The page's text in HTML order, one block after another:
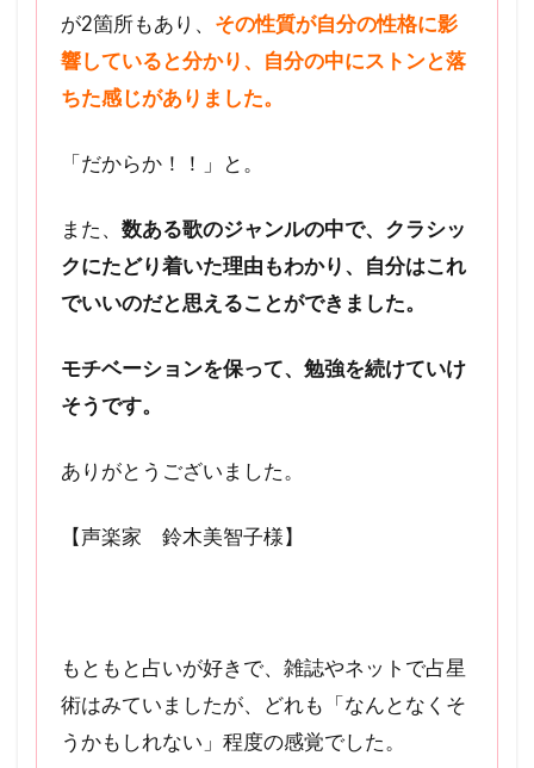
が2箇所もあり、 その性質が自分の性格に影
響していると分かり、自分の中にストンと落
ちた感じがありました。
「だからか！！」と。
また、 数ある歌のジャンルの中で、クラシッ
クにたどり着いた理由もわかり、自分はこれ
でいいのだと思えることができました。
モチベーションを保って、勉強を続けていけ
そうです。
ありがとうございました。
【声楽家 鈴木美智子様】
もともと占いが好きで、雑誌やネットで占星
術はみていましたが、どれも「なんとなくそ
うかもしれない」程度の感覚でした。